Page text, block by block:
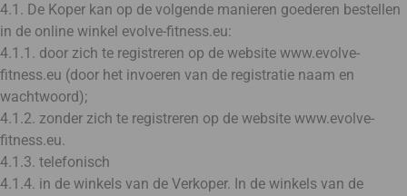
4.1. De Koper kan op de volgende manieren goederen bestellen
in de online winkel evolve-fitness.eu:
4.1.1. door zich te registreren op de website www.evolve-
fitness.eu (door het invoeren van de registratie naam en
wachtwoord);
4.1.2. zonder zich te registreren op de website www.evolve-
fitness.eu.
4.1.3. telefonisch
4.1.4. in de winkels van de Verkoper. In de winkels van de